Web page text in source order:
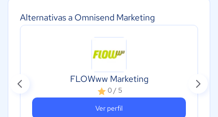
Alternativas a Omnisend Marketing
FLOWww Marketing
0 / 5
Ver perfil